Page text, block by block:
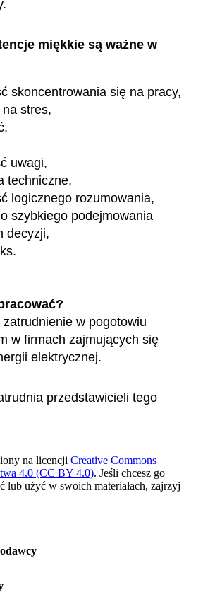
miękkie są ważne w
skoncentrowania się na pracy,
stres,
uwagi,
techniczne,
logicznego rozumowania,
szybkiego podejmowania
decyzji,
w pogotowiu
w firmach zajmujących się
elektrycznej.
przedstawicieli tego
na licencji Creative Commons
4.0 (CC BY 4.0). Jeśli chcesz go
lub użyć w swoich materiałach, zajrzyj